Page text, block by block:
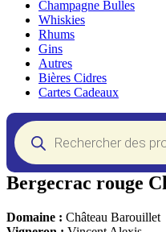
Champagne Bulles
Whiskies
Rhums
Gins
Autres
Bières Cidres
Cartes Cadeaux
Recherche
de
produits
Bergecrac rouge
Domaine : Château Barouillet